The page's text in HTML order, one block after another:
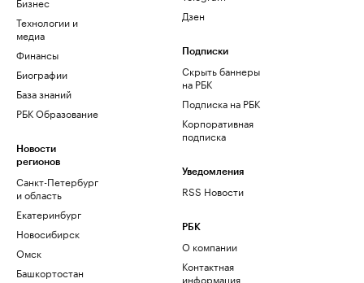
Технологии и
медиа
Финансы
Биографии
База знаний
РБК Образование
Новости
регионов
Санкт-Петербург
и область
Екатеринбург
Новосибирск
Омск
Башкортостан
Дзен
Подписки
Скрыть баннеры
на РБК
Подписка на РБК
Корпоративная
подписка
Уведомления
RSS Новости
РБК
О компании
Контактная
информация